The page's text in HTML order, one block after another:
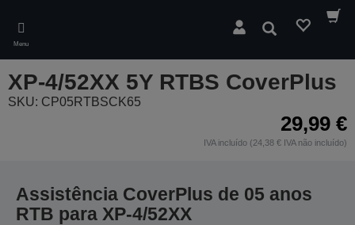
main
content
Menu
Pesquisar
XP-4/52XX 5Y RTBS CoverPlus
SKU: CP05RTBSCK65
29,99 €
IVA incluído (24,38 € IVA não incluído)
Assistência CoverPlus de 05 anos
RTB para XP-4/52XX